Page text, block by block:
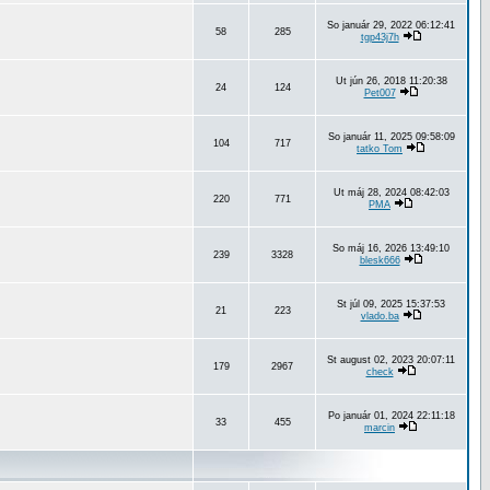
58 285
So január 29, 2022 06:12:41
tgp43j7h
24 124
Ut jún 26, 2018 11:20:38
Pet007
104 717
So január 11, 2025 09:58:09
tatko Tom
220 771
Ut máj 28, 2024 08:42:03
PMA
239 3328
So máj 16, 2026 13:49:10
blesk666
21 223
St júl 09, 2025 15:37:53
vlado.ba
179 2967
St august 02, 2023 20:07:11
check
33 455
Po január 01, 2024 22:11:18
marcin